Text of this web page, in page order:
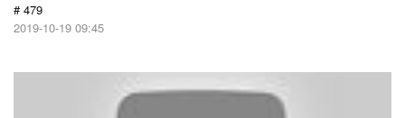
# 479
2019-10-19 09:45